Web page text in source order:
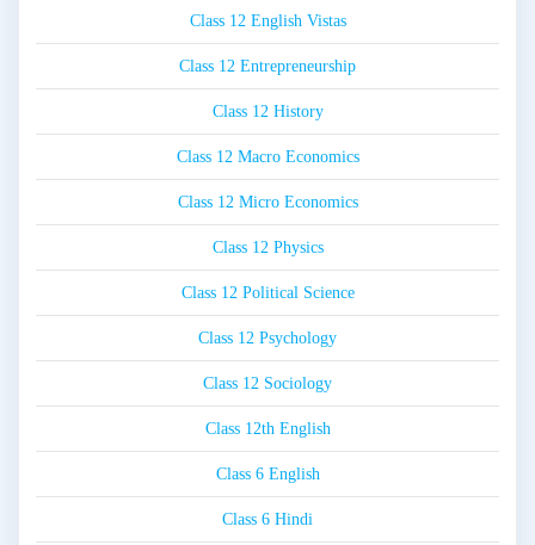
Class 12 English Vistas
Class 12 Entrepreneurship
Class 12 History
Class 12 Macro Economics
Class 12 Micro Economics
Class 12 Physics
Class 12 Political Science
Class 12 Psychology
Class 12 Sociology
Class 12th English
Class 6 English
Class 6 Hindi